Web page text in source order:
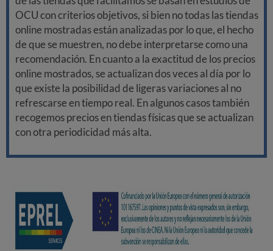
OCU con criterios objetivos, si bien no todas las tiendas
online mostradas están analizadas por lo que, el hecho
de que se muestren, no debe interpretarse como una
recomendación. En cuanto a la exactitud de los precios
online mostrados, se actualizan dos veces al día por lo
que existe la posibilidad de ligeras variaciones al no
refrescarse en tiempo real. En algunos casos también
recogemos precios en tiendas físicas que se actualizan
con otra periodicidad más alta.